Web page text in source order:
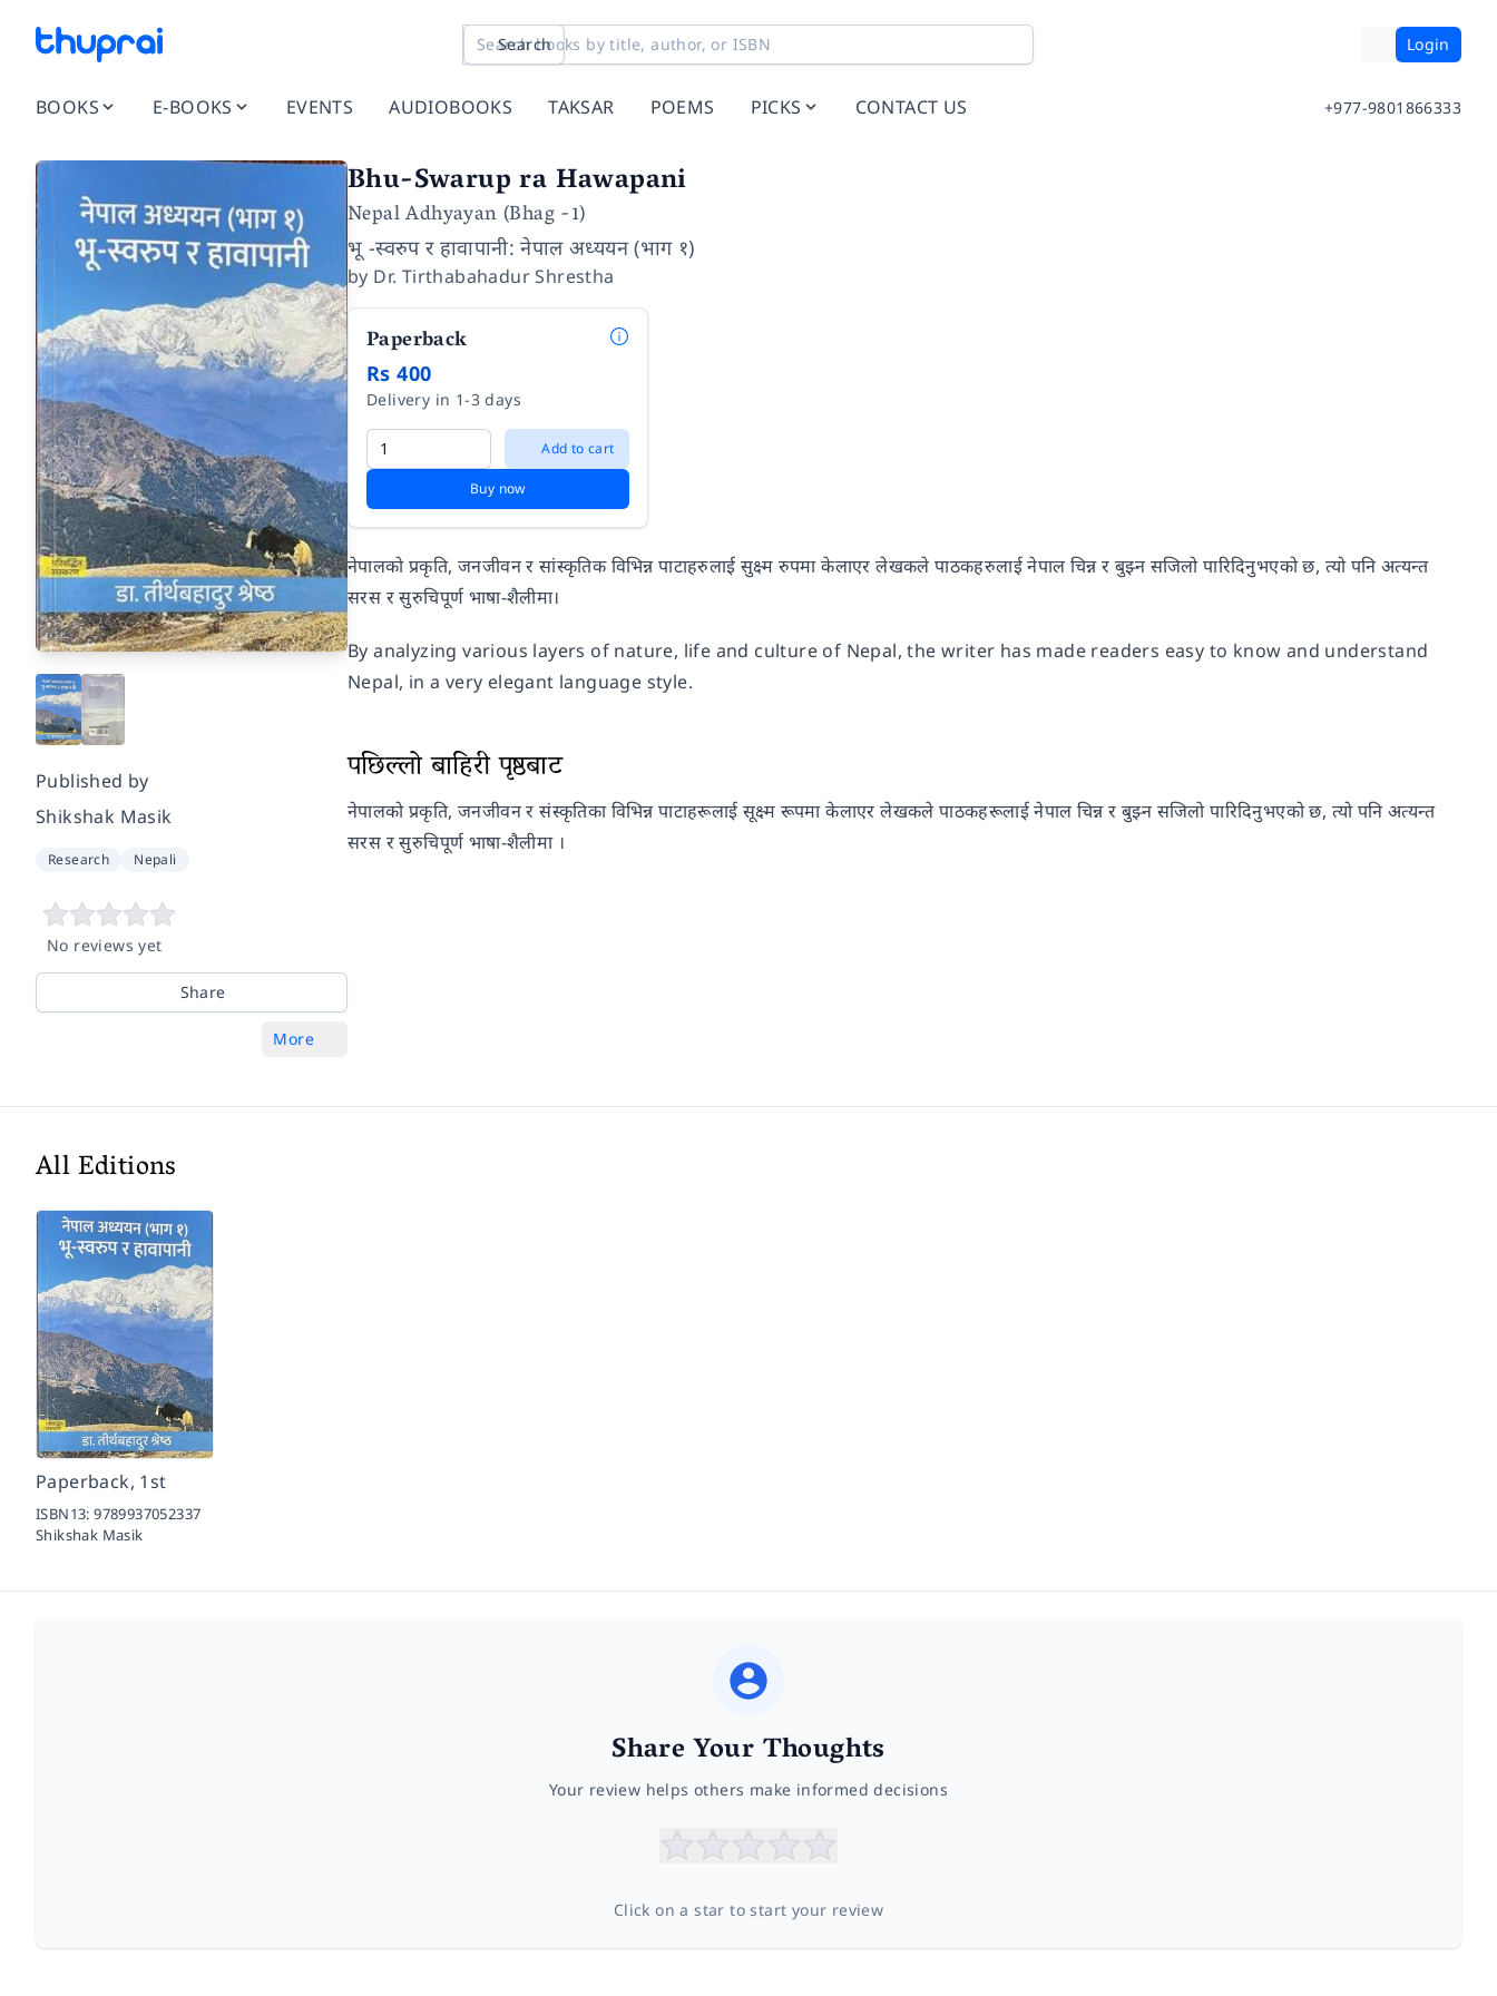
Search Login
BOOKS E-BOOKS EVENTS AUDIOBOOKS TAKSAR POEMS PICKS CONTACT US +977-9801866333
Published by
Shikshak Masik
Research Nepali
No reviews yet
Share
More
Bhu-Swarup ra Hawapani
Nepal Adhyayan (Bhag -1)
भू -स्वरुप र हावापानी: नेपाल अध्ययन (भाग १)
by Dr. Tirthabahadur Shrestha
Paperback
Rs 400
Delivery in 1-3 days
Add to cart
Buy now
नेपालको प्रकृति, जनजीवन र सांस्कृतिक विभिन्न पाटाहरुलाई सुक्ष्म रुपमा केलाएर लेखकले पाठकहरुलाई नेपाल चिन्न र बुझ्न सजिलो पारिदिनुभएको छ, त्यो पनि अत्यन्त
सरस र सुरुचिपूर्ण भाषा-शैलीमा।
By analyzing various layers of nature, life and culture of Nepal, the writer has made readers easy to know and understand
Nepal, in a very elegant language style.
पछिल्लो बाहिरी पृष्ठबाट
नेपालको प्रकृति, जनजीवन र संस्कृतिका विभिन्न पाटाहरूलाई सूक्ष्म रूपमा केलाएर लेखकले पाठकहरूलाई नेपाल चिन्न र बुझ्न सजिलो पारिदिनुभएको छ, त्यो पनि अत्यन्त
सरस र सुरुचिपूर्ण भाषा-शैलीमा ।
All Editions
Paperback, 1st
ISBN13:9789937052337
Shikshak Masik
Share Your Thoughts
Your review helps others make informed decisions
Click on a star to start your review